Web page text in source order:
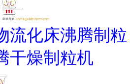
流化床沸腾制粒
干燥制粒机